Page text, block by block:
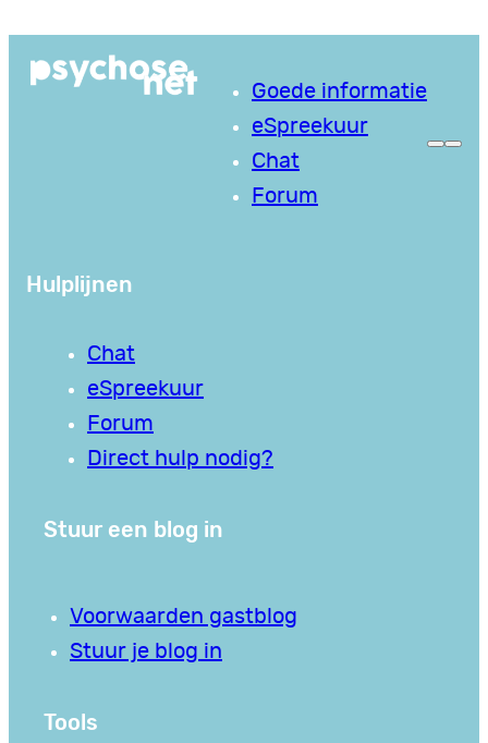
naar
Goede informatie
eSpreekuur
Chat
Forum
Hulplijnen
Chat
eSpreekuur
Forum
Direct hulp nodig?
Stuur een blog in
Voorwaarden gastblog
Stuur je blog in
Tools